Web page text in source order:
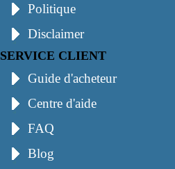
Politique
Disclaimer
SERVICE CLIENT
Guide d'acheteur
Centre d'aide
FAQ
Blog